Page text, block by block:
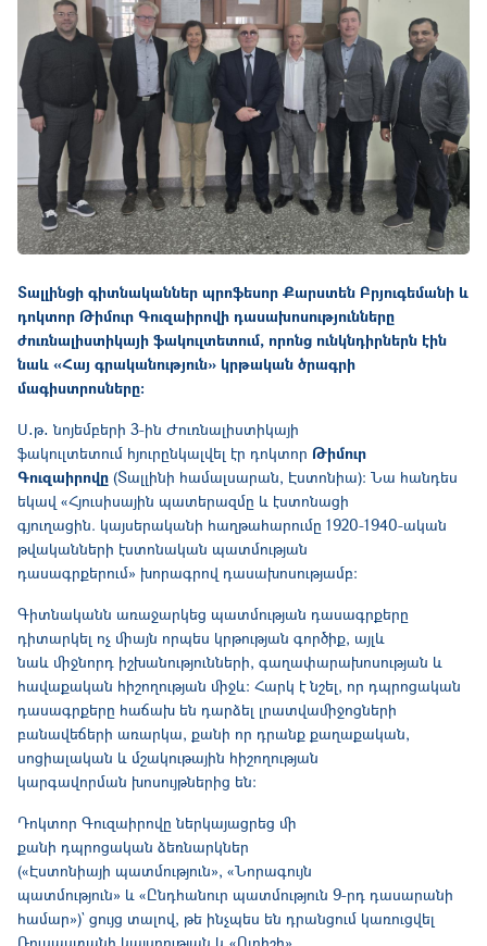
Տալլինցի գիտնականներ պրոֆեսոր Քարստեն Բրյուգեմանի և
դոկտոր Թիմուր Գուզաիրովի դասախոսությունները
ժուռնալիստիկայի ֆակուլտետում, որոնց ունկնդիրներն էին
նաև «Հայ գրականություն» կրթական ծրագրի
մագիստրոսները:
Ս․թ․ նոյեմբերի 3-ին Ժուռնալիստիկայի
ֆակուլտետում հյուրընկալվել էր դոկտոր Թիմուր
Գուզաիրովը (Տալլինի համալսարան, Էստոնիա): Նա հանդես
եկավ «Հյուսիսային պատերազմը և էստոնացի
գյուղացին. կայսերականի հաղթահարումը 1920-1940-ական
թվականների էստոնական պատմության
դասագրքերում» խորագրով դասախոսությամբ։
Գիտնականն առաջարկեց պատմության դասագրքերը
դիտարկել ոչ միայն որպես կրթության գործիք, այլև
նաև միջնորդ իշխանությունների, գաղափարախոսության և
հավաքական հիշողության միջև: Հարկ է նշել, որ դպրոցական
դասագրքերը հաճախ են դարձել լրատվամիջոցների
բանավեճերի առարկա, քանի որ դրանք քաղաքական,
սոցիալական և մշակութային հիշողության
կարգավորման խոսույթներից են:
Դոկտոր Գուզաիրովը ներկայացրեց մի
քանի դպրոցական ձեռնարկներ
(«Էստոնիայի պատմություն», «Նորագույն
պատմություն» և «Ընդհանուր պատմություն 9-րդ դասարանի
համար»)` ցույց տալով, թե ինչպես են դրանցում կառուցվել